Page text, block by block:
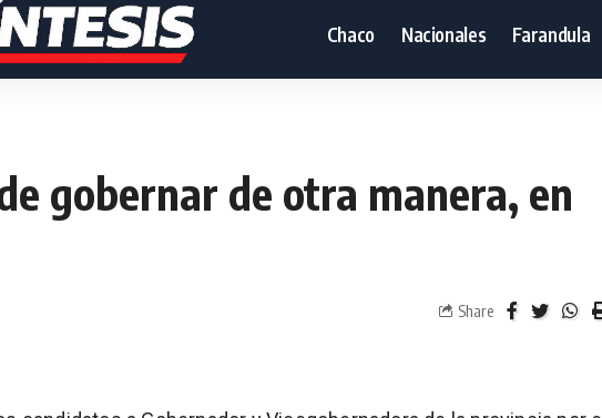
Chaco Nacionales Farandula
gobernar de otra manera, en
Share